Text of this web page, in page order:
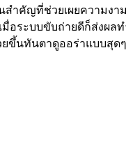
คัญที่ช่วยเผยความงา
ระบบขับถ่ายดีก็ส่งผล
ยขึ้นทันตาดูออร่าแบบสุดๆ